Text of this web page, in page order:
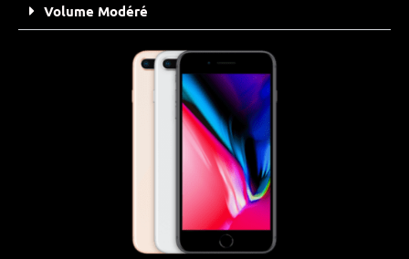
Volume Modéré